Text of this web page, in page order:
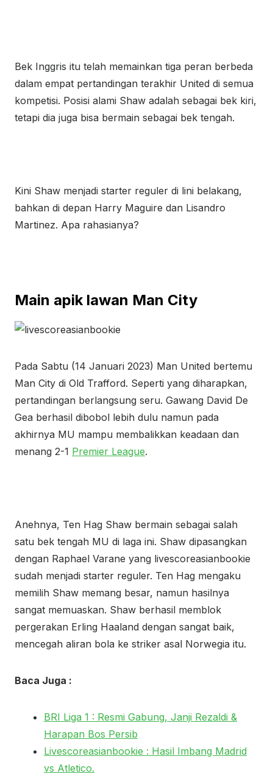
Bek Inggris itu telah memainkan tiga peran berbeda
dalam empat pertandingan terakhir United di semua
kompetisi. Posisi alami Shaw adalah sebagai bek kiri,
tetapi dia juga bisa bermain sebagai bek tengah.
Kini Shaw menjadi starter reguler di lini belakang,
bahkan di depan Harry Maguire dan Lisandro
Martinez. Apa rahasianya?
Main apik lawan Man City
Pada Sabtu (14 Januari 2023) Man United bertemu
Man City di Old Trafford. Seperti yang diharapkan,
pertandingan berlangsung seru. Gawang David De
Gea berhasil dibobol lebih dulu namun pada
akhirnya MU mampu membalikkan keadaan dan
menang 2-1 Premier League.
Anehnya, Ten Hag Shaw bermain sebagai salah
satu bek tengah MU di laga ini. Shaw dipasangkan
dengan Raphael Varane yang livescoreasianbookie
sudah menjadi starter reguler. Ten Hag mengaku
memilih Shaw memang besar, namun hasilnya
sangat memuaskan. Shaw berhasil memblok
pergerakan Erling Haaland dengan sangat baik,
mencegah aliran bola ke striker asal Norwegia itu.
Baca Juga :
BRI Liga 1 : Resmi Gabung, Janji Rezaldi &
Harapan Bos Persib
Livescoreasianbookie : Hasil Imbang Madrid
vs Atletico.